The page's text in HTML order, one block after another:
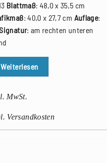
Blattmaß: 48,0 x 35,5 cm
: 40,0 x 27,7 cm Auflage:
: am rechten unteren
Weiterlesen
MwSt.
Versandkosten